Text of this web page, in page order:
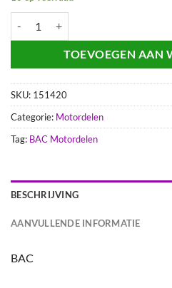
TOEVOEGEN AAN
SKU: 151420
Categorie: Motordelen
Tag: BAC Motordelen
BESCHRIJVING
AANVULLENDE INFORMATIE
BAC